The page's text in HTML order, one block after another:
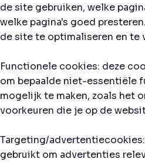
de site gebruiken, welke
welke pagina's goed
de site te optimaliseren en te
Functionele cookies: deze
om bepaalde niet-essentiële
mogelijk te maken, zoals het
voorkeuren die je op de
Targeting/
gebruikt om advertenties